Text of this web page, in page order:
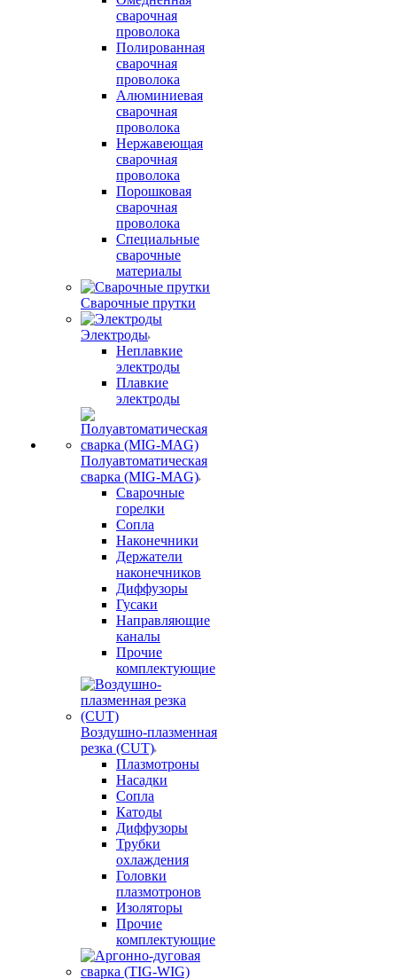
сварочная
проволока
Полированная
сварочная
проволока
Алюминиевая
сварочная
проволока
Нержавеющая
сварочная
проволока
Порошковая
сварочная
проволока
Специальные
сварочные
материалы
Сварочные прутки
Электроды
Неплавкие
электроды
Плавкие
электроды
Полуавтоматическая
сварка (MIG-MAG)
Сварочные
горелки
Сопла
Наконечники
Держатели
наконечников
Диффузоры
Гусаки
Направляющие
каналы
Прочие
комплектующие
Воздушно-плазменная
резка (CUT)
Плазмотроны
Насадки
Сопла
Катоды
Диффузоры
Трубки
охлаждения
Головки
плазмотронов
Изоляторы
Прочие
комплектующие